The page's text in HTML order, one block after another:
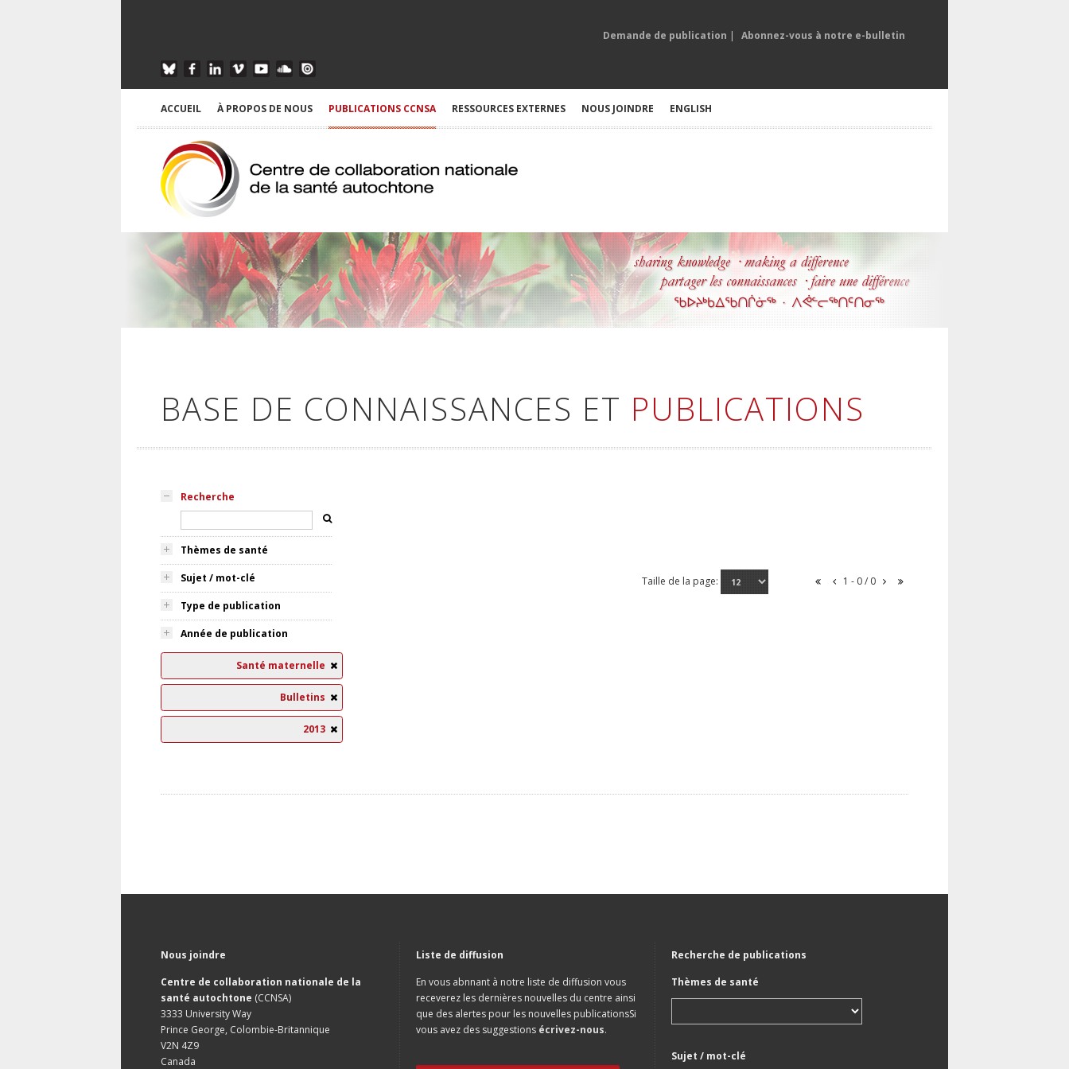
Demande de publication | Abonnez-vous à notre e-bulletin
ACCUEIL À PROPOS DE NOUS PUBLICATIONS CCNSA RESSOURCES EXTERNES NOUS JOINDRE ENGLISH
BASE DE CONNAISSANCES ET PUBLICATIONS
Recherche
Thèmes de santé
Sujet / mot-clé
Type de publication
Année de publication
Santé maternelle
Bulletins
2013
Taille de la page: 1 - 0 / 0
Nous joindre
Centre de collaboration nationale de la
santé autochtone (CCNSA)
3333 University Way
Prince George, Colombie-Britannique
V2N 4Z9
Canada
Liste de diffusion
En vous abnnant à notre liste de diffusion vous
receverez les dernières nouvelles du centre ainsi
que des alertes pour les nouvelles publicationsSi
vous avez des suggestions écrivez-nous.
Recherche de publications
Thèmes de santé
Sujet / mot-clé